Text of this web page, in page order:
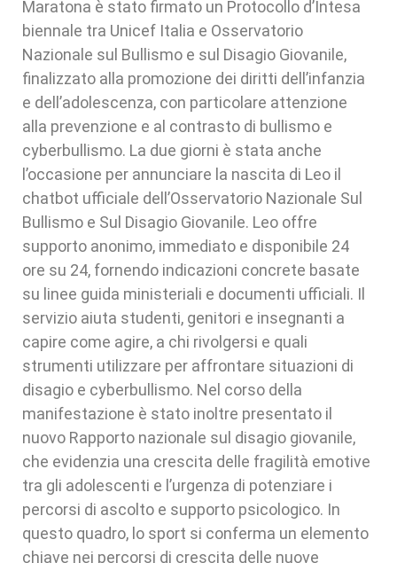
Maratona è stato firmato un Protocollo d’Intesa
biennale tra Unicef Italia e Osservatorio
Nazionale sul Bullismo e sul Disagio Giovanile,
finalizzato alla promozione dei diritti dell’infanzia
e dell’adolescenza, con particolare attenzione
alla prevenzione e al contrasto di bullismo e
cyberbullismo. La due giorni è stata anche
l’occasione per annunciare la nascita di Leo il
chatbot ufficiale dell’Osservatorio Nazionale Sul
Bullismo e Sul Disagio Giovanile. Leo offre
supporto anonimo, immediato e disponibile 24
ore su 24, fornendo indicazioni concrete basate
su linee guida ministeriali e documenti ufficiali. Il
servizio aiuta studenti, genitori e insegnanti a
capire come agire, a chi rivolgersi e quali
strumenti utilizzare per affrontare situazioni di
disagio e cyberbullismo. Nel corso della
manifestazione è stato inoltre presentato il
nuovo Rapporto nazionale sul disagio giovanile,
che evidenzia una crescita delle fragilità emotive
tra gli adolescenti e l’urgenza di potenziare i
percorsi di ascolto e supporto psicologico. In
questo quadro, lo sport si conferma un elemento
chiave nei percorsi di crescita delle nuove